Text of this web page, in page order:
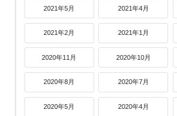
2021年5月 2021年4月
2021年2月 2021年1月
2020年11月 2020年10月
2020年8月 2020年7月
2020年5月 2020年4月